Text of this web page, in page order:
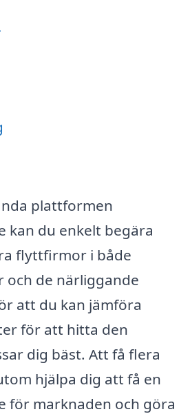
plattformen
kan du enkelt begära
flyttfirmor i både
och de närliggande
att du kan jämföra
för att hitta den
dig bäst. Att få flera
hjälpa dig att få en
för marknaden och göra